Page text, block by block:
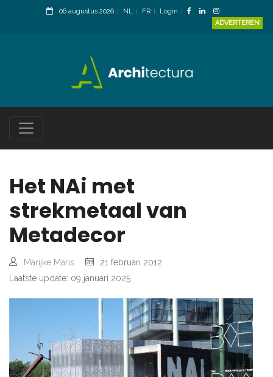
06 augustus 2026 NL FR
Login
ADVERTEREN
Het NAi met
strekmetaal van
Metadecor
Marijke Maris
21 februari 2012
Laatste update: 09 januari 2025